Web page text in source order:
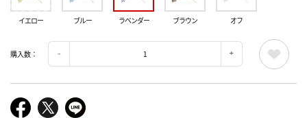
イエロー ブルー ラベンダー ブラウン オフ
購入数：